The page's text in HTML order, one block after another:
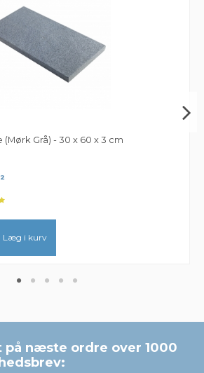
(Mørk Grå) - 30 x 60 x 3 cm
Læg i kurv
på næste ordre over 1000